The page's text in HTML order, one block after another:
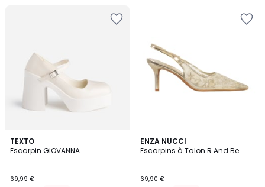
TEXTO
Escarpin GIOVANNA
69,99 €
ENZA NUCCI
Escarpins à Talon R And Be
69,90 €